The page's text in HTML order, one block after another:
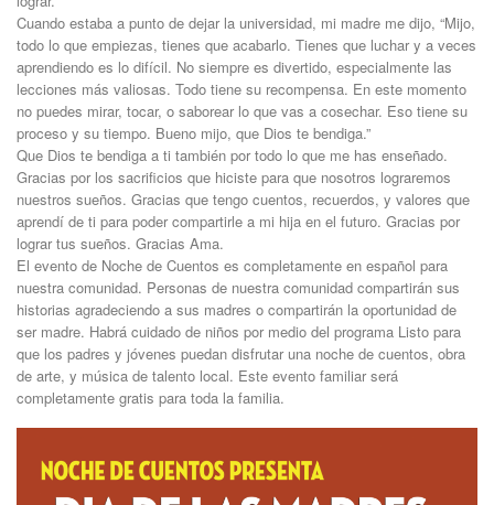
Cuando estaba a punto de dejar la universidad, mi madre me dijo, “Mijo,
todo lo que empiezas, tienes que acabarlo. Tienes que luchar y a veces
aprendiendo es lo difícil. No siempre es divertido, especialmente las
lecciones más valiosas. Todo tiene su recompensa. En este momento
no puedes mirar, tocar, o saborear lo que vas a cosechar. Eso tiene su
proceso y su tiempo. Bueno mijo, que Dios te bendiga.”
Que Dios te bendiga a ti también por todo lo que me has enseñado.
Gracias por los sacrificios que hiciste para que nosotros lograremos
nuestros sueños. Gracias que tengo cuentos, recuerdos, y valores que
aprendí de ti para poder compartirle a mi hija en el futuro. Gracias por
lograr tus sueños. Gracias Ama.
El evento de Noche de Cuentos es completamente en español para
nuestra comunidad. Personas de nuestra comunidad compartirán sus
historias agradeciendo a sus madres o compartirán la oportunidad de
ser madre. Habrá cuidado de niños por medio del programa Listo para
que los padres y jóvenes puedan disfrutar una noche de cuentos, obra
de arte, y música de talento local. Este evento familiar será
completamente gratis para toda la familia.